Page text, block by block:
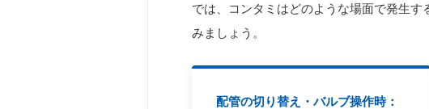
では、コンタミはどのような場面で発生
みましょう。
配管の切り替え・バルブ操作時：